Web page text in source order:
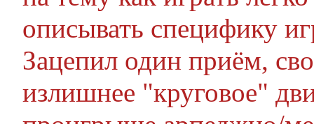
описывать специфику
Зацепил один приём,
излишнее "круговое"